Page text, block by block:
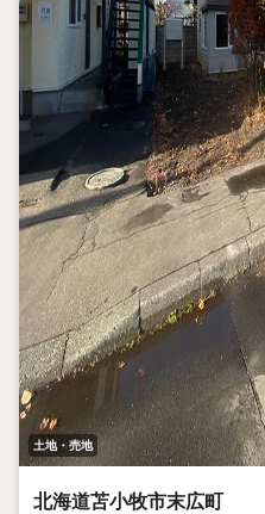
土地・売地
北海道苫小牧市末広町